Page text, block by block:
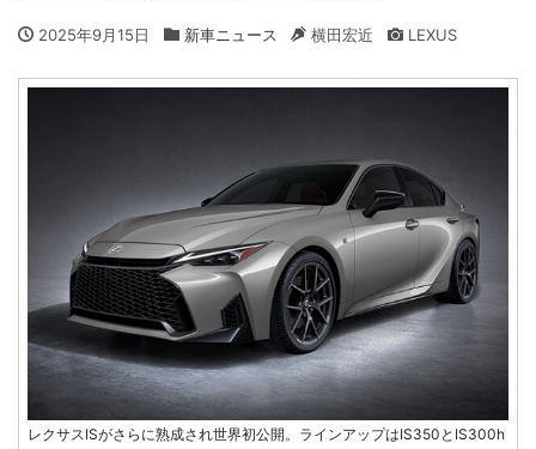
2025年9月15日 新車ニュース 横田宏近 LEXUS
レクサスISがさらに熟成され世界初公開。ラインアップはIS350とIS300h